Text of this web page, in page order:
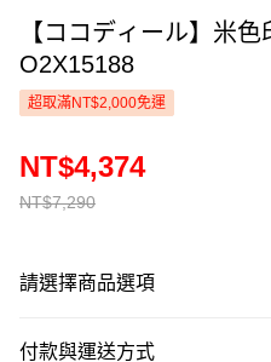
【ココディール】米
O2X15188
超取滿NT$2,000免運
NT$7,290
NT$4,374
請選擇商品選項
付款與運送方式